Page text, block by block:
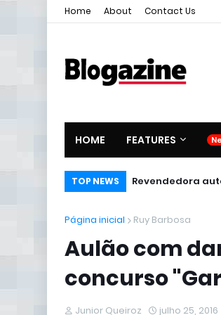
Home About Contact Us
HOME FEATURES
TOP NEWS Revendedora
Página inicial Ruy Barbosa
Aulão com
concurso
Junior Queiroz julho 25, 2016